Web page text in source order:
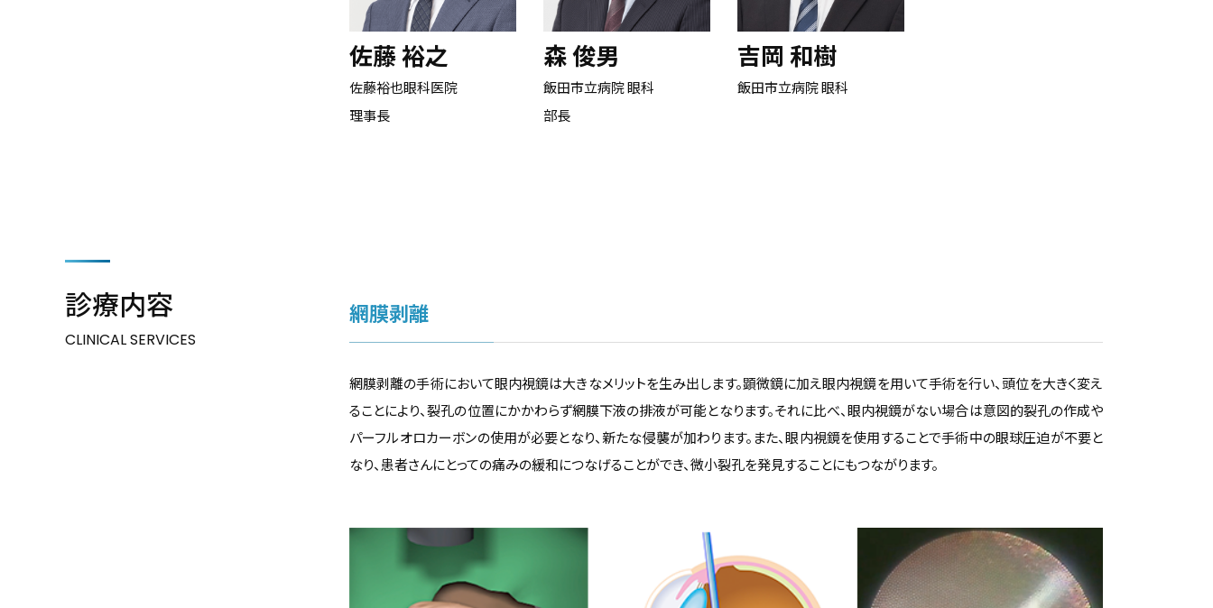
佐藤 裕之
佐藤裕也眼科医院
理事長
森 俊男
飯田市立病院 眼科
部長
吉岡 和樹
飯田市立病院 眼科
診療内容
CLINICAL SERVICES
網膜剥離
網膜剥離の手術において眼内視鏡は大きなメリットを生み出します。顕微鏡に加え眼内視鏡を用いて手術を行い、頭位を大きく変え
ることにより、裂孔の位置にかかわらず網膜下液の排液が可能となります。それに比べ、眼内視鏡がない場合は意図的裂孔の作成や
パーフルオロカーボンの使用が必要となり、新たな侵襲が加わります。また、眼内視鏡を使用することで手術中の眼球圧迫が不要と
なり、患者さんにとっての痛みの緩和につなげることができ、微小裂孔を発見することにもつながります。